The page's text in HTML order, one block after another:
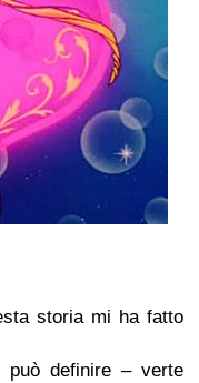
storia mi ha fatto
può definire – verte